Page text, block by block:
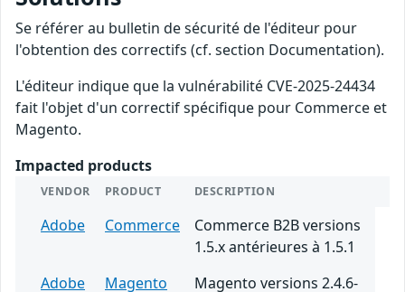
Se référer au bulletin de sécurité de l'éditeur pour
l'obtention des correctifs (cf. section Documentation).
L'éditeur indique que la vulnérabilité CVE-2025-24434
fait l'objet d'un correctif spécifique pour Commerce et
Magento.
Impacted products
VENDOR PRODUCT DESCRIPTION
Adobe Commerce
Commerce B2B versions
1.5.x antérieures à 1.5.1
Adobe
Magento
Magento versions 2.4.6-